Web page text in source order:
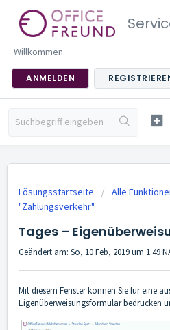
Willkommen
ANMELDEN
Lösungsstartseite Alle
"Zahlungsverkehr"
Tages –
Geändert am: So, 10 Feb, 2019 um 1:49
Mit diesem Fenster können Sie für eine
Eigenüberweisungsformular bedrucken